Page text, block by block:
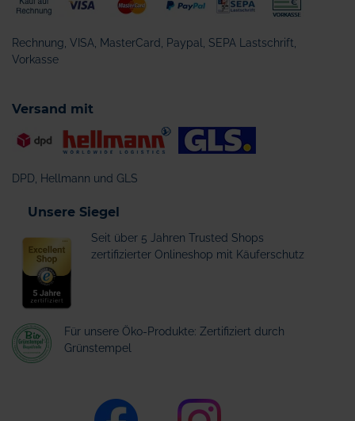
Rechnung, VISA, MasterCard, Paypal, SEPA Lastschrift,
Vorkasse
Versand mit
DPD, Hellmann und GLS
Unsere Siegel
Seit über 5 Jahren Trusted Shops
zertifizierter Onlineshop mit Käuferschutz
Für unsere Öko-Produkte: Zertifiziert durch
Grünstempel